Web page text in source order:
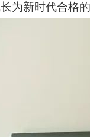
为新时代合格